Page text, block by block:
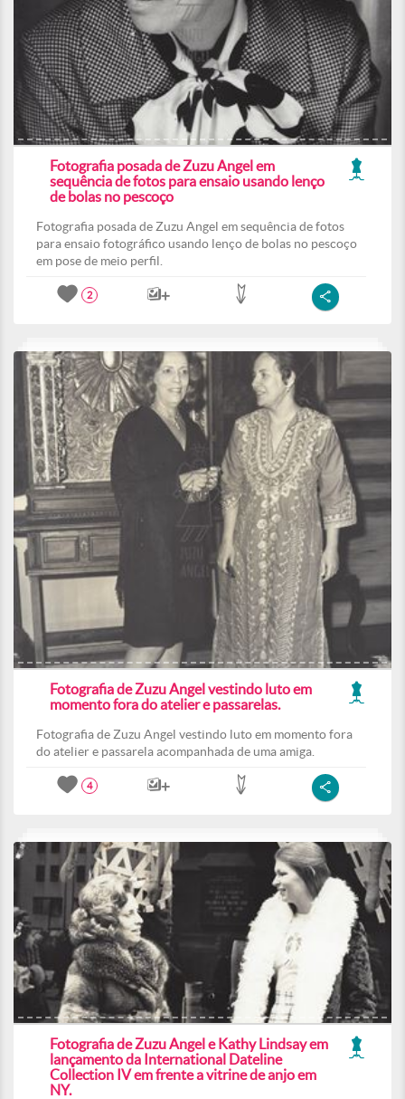
Fotografia posada de Zuzu Angel em
sequência de fotos para ensaio usando lenço
de bolas no pescoço
Fotografia posada de Zuzu Angel em sequência de fotos
para ensaio fotográfico usando lenço de bolas no pescoço
em pose de meio perfil.
2
Fotografia de Zuzu Angel vestindo luto em
momento fora do atelier e passarelas.
Fotografia de Zuzu Angel vestindo luto em momento fora
do atelier e passarela acompanhada de uma amiga.
4
Fotografia de Zuzu Angel e Kathy Lindsay em
lançamento da International Dateline
Collection IV em frente a vitrine de anjo em
NY.